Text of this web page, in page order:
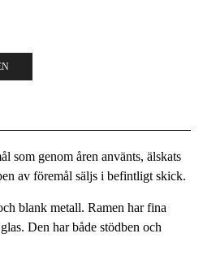
som genom åren använts, älskats
av föremål säljs i befintligt skick.
blank metall. Ramen har fina
Den har både stödben och